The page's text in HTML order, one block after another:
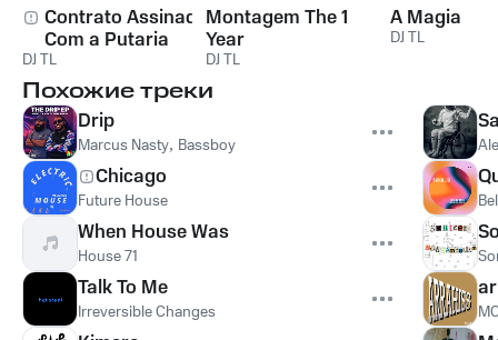
Contrato Assinado
Com a Putaria
DJ TL
Montagem The 1
Year
DJ TL
A Magia
DJ TL
Похожие треки
Drip
Marcus Nasty, Bassboy
Chicago
Future House
When House Was
House 71
Talk To Me
Irreversible Changes